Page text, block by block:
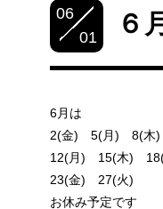
06
01
６
6月は
2(金) 5(月) 8(木)
12(月) 15(木)
23(金) 27(火)
お休み予定です